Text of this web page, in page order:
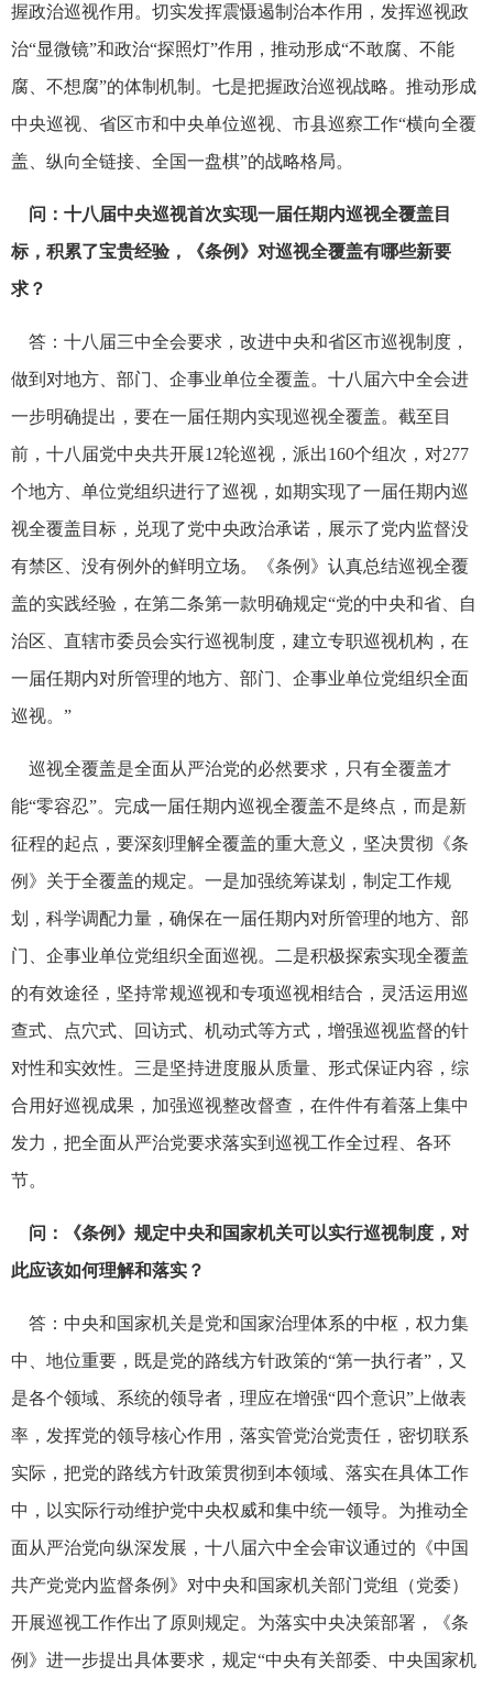
握政治巡视作用。切实发挥震慑遏制治本作用，发挥巡视政
治“显微镜”和政治“探照灯”作用，推动形成“不敢腐、不能
腐、不想腐”的体制机制。七是把握政治巡视战略。推动形成
中央巡视、省区市和中央单位巡视、市县巡察工作“横向全覆
盖、纵向全链接、全国一盘棋”的战略格局。
问：十八届中央巡视首次实现一届任期内巡视全覆盖目
标，积累了宝贵经验，《条例》对巡视全覆盖有哪些新要
求？
答：十八届三中全会要求，改进中央和省区市巡视制度，
做到对地方、部门、企事业单位全覆盖。十八届六中全会进
一步明确提出，要在一届任期内实现巡视全覆盖。截至目
前，十八届党中央共开展12轮巡视，派出160个组次，对277
个地方、单位党组织进行了巡视，如期实现了一届任期内巡
视全覆盖目标，兑现了党中央政治承诺，展示了党内监督没
有禁区、没有例外的鲜明立场。《条例》认真总结巡视全覆
盖的实践经验，在第二条第一款明确规定“党的中央和省、自
治区、直辖市委员会实行巡视制度，建立专职巡视机构，在
一届任期内对所管理的地方、部门、企事业单位党组织全面
巡视。”
巡视全覆盖是全面从严治党的必然要求，只有全覆盖才
能“零容忍”。完成一届任期内巡视全覆盖不是终点，而是新
征程的起点，要深刻理解全覆盖的重大意义，坚决贯彻《条
例》关于全覆盖的规定。一是加强统筹谋划，制定工作规
划，科学调配力量，确保在一届任期内对所管理的地方、部
门、企事业单位党组织全面巡视。二是积极探索实现全覆盖
的有效途径，坚持常规巡视和专项巡视相结合，灵活运用巡
查式、点穴式、回访式、机动式等方式，增强巡视监督的针
对性和实效性。三是坚持进度服从质量、形式保证内容，综
合用好巡视成果，加强巡视整改督查，在件件有着落上集中
发力，把全面从严治党要求落实到巡视工作全过程、各环
节。
问：《条例》规定中央和国家机关可以实行巡视制度，对
此应该如何理解和落实？
答：中央和国家机关是党和国家治理体系的中枢，权力集
中、地位重要，既是党的路线方针政策的“第一执行者”，又
是各个领域、系统的领导者，理应在增强“四个意识”上做表
率，发挥党的领导核心作用，落实管党治党责任，密切联系
实际，把党的路线方针政策贯彻到本领域、落实在具体工作
中，以实际行动维护党中央权威和集中统一领导。为推动全
面从严治党向纵深发展，十八届六中全会审议通过的《中国
共产党党内监督条例》对中央和国家机关部门党组（党委）
开展巡视工作作出了原则规定。为落实中央决策部署，《条
例》进一步提出具体要求，规定“中央有关部委、中央国家机